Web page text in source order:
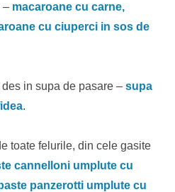
– macaroane cu carne,
cu ciuperci in sos de
in supa de pasare – supa
.
toate felurile, din cele gasite
cannelloni umplute cu
panzerotti umplute cu